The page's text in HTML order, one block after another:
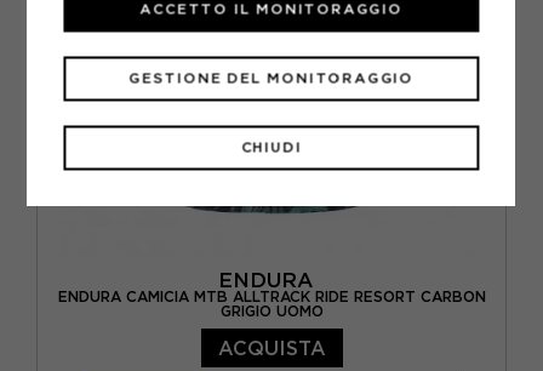
ENDURA
ENDURA CAMICIA MTB ALLTRACK RIDE RESORT CARBON
GRIGIO UOMO
ACQUISTA
CHIUDI
GESTIONE DEL MONITORAGGIO
ACCETTO IL MONITORAGGIO